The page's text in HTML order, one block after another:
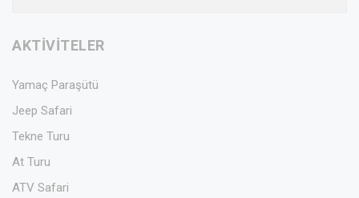
AKTİVİTELER
Yamaç Paraşütü
Jeep Safari
Tekne Turu
At Turu
ATV Safari